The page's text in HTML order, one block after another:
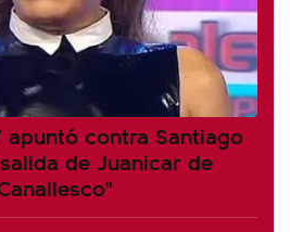
apuntó contra Santiago
de Juanicar de